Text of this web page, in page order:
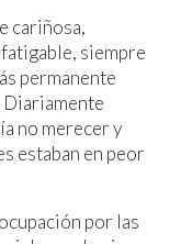
cariñosa,
siempre
permanente
Diariamente
no merecer y
estaban en peor
por las